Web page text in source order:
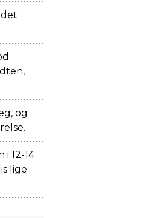
og
i 12-14
lige